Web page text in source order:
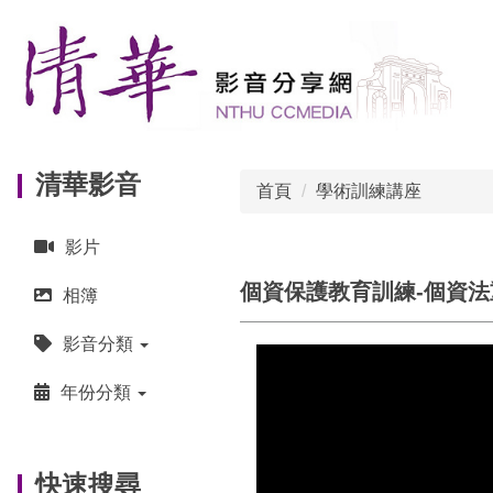
主
要
區
清華影音
影片
相簿
影音分類
年份分類
快速搜尋
首頁 學術訓練講座
個資保護教育訓練-個資